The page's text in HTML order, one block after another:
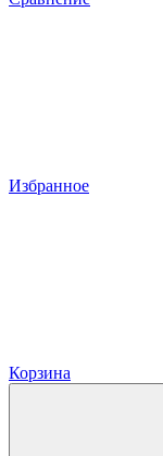
Избранное
Корзина